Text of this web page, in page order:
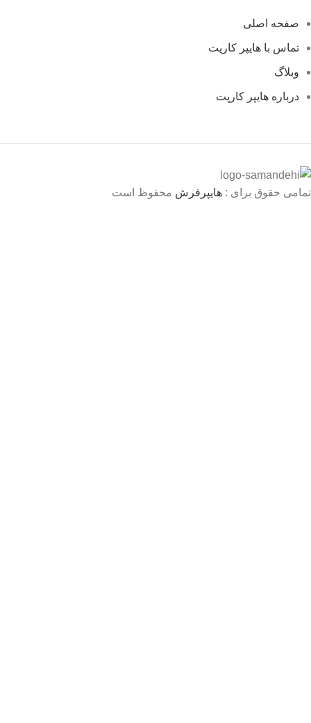
صفحه اصلی
تماس با هایپر کارپت
وبلاگ
درباره هایپر کارپت
تمامی حقوق برای : هایپرفرش محفوظ است